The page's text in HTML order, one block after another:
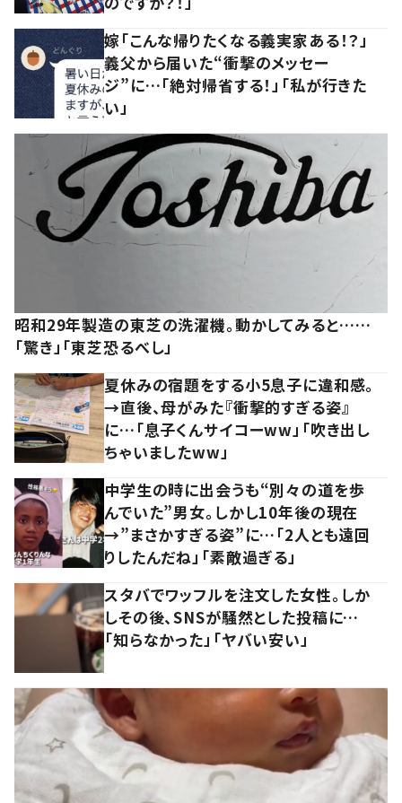
嫁「こんな帰りたくなる義実家ある！？」
義父から届いた“衝撃のメッセー
ジ”に…「絶対帰省する！」「私が行きた
い」
昭和29年製造の東芝の洗濯機。動かしてみると……
「驚き」「東芝恐るべし」
夏休みの宿題をする小5息子に違和感。
→直後、母がみた『衝撃的すぎる姿』
に…「息子くんサイコーww」「吹き出し
ちゃいましたww」
中学生の時に出会うも“別々の道を歩
んでいた”男女。しかし10年後の現在
→”まさかすぎる姿”に…「2人とも遠回
りしたんだね」「素敵過ぎる」
スタバでワッフルを注文した女性。しか
しその後、SNSが騒然とした投稿に…
「知らなかった」「ヤバい安い」